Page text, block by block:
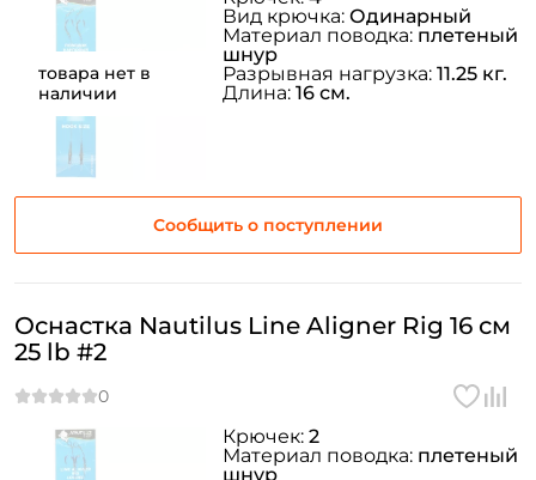
товара нет в
наличии
Сообщить о поступлении
Вид крючка: Одинарный
Материал поводка: плетеный
шнур
Разрывная нагрузка: 11.25 кг.
Длина: 16 см.
Оснастка Nautilus Line Aligner Rig 16 см
25 lb #2
Крючек: 2
Материал поводка: плетеный
шнур